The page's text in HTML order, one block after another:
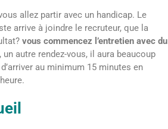
allez partir avec un handicap. Le
arrive à joindre le recruteur, que la
vous commencez l’entretien avec du
autre rendez-vous, il aura beaucoup
au minimum 15 minutes en